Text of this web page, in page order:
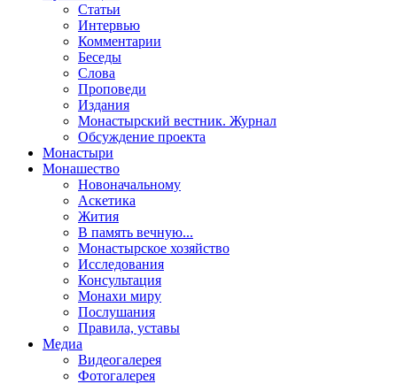
Статьи
Интервью
Комментарии
Беседы
Слова
Проповеди
Издания
Монастырский вестник. Журнал
Обсуждение проекта
Монастыри
Монашество
Новоначальному
Аскетика
Жития
В память вечную...
Монастырское хозяйство
Исследования
Консультация
Монахи миру
Послушания
Правила, уставы
Медиа
Видеогалерея
Фотогалерея